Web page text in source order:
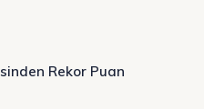
Rekor Puan